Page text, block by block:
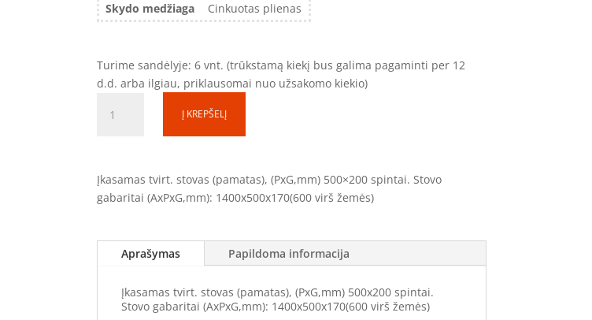
Skydo medžiaga
Cinkuotas plienas
Turime sandėlyje: 6 vnt. (trūkstamą kiekį bus galima pagaminti per 12
d.d. arba ilgiau, priklausomai nuo užsakomo kiekio)
kiekis:
TS140520
(1400x500x170mm)
Į KREPŠELĮ
Įkasamas tvirt. stovas (pamatas), (PxG,mm) 500×200 spintai. Stovo
gabaritai (AxPxG,mm): 1400x500x170(600 virš žemės)
Aprašymas Papildoma informacija
Įkasamas tvirt. stovas (pamatas), (PxG,mm) 500x200 spintai.
Stovo gabaritai (AxPxG,mm): 1400x500x170(600 virš žemės)